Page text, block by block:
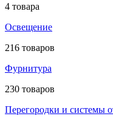
4 товара
Освещение
216 товаров
Фурнитура
230 товаров
Перегородки и системы